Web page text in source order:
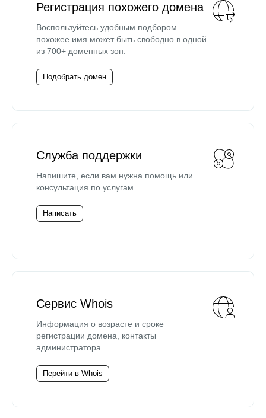
Регистрация похожего домена
Воспользуйтесь удобным подбором —
похожее имя может быть свободно в одной
из 700+ доменных зон.
Подобрать домен
Служба поддержки
Напишите, если вам нужна помощь или
консультация по услугам.
Написать
Сервис Whois
Информация о возрасте и сроке
регистрации домена, контакты
администратора.
Перейти в Whois